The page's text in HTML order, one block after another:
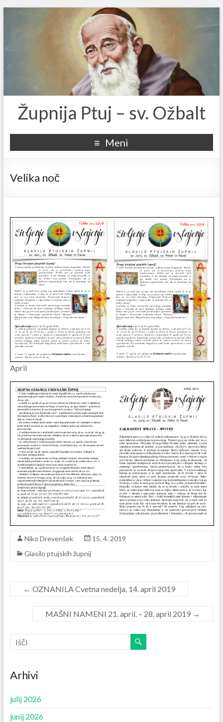
Župnija Ptuj – sv. Ožbalt
Meni
Velika noč
April
Niko Drevenšek
15. 4. 2019
Glasilo ptujskih župnij
← OZNANILA Cvetna nedelja, 14. april 2019
MAŠNI NAMENI 21. april. – 28. april 2019 →
Arhivi
julij 2026
junij 2026